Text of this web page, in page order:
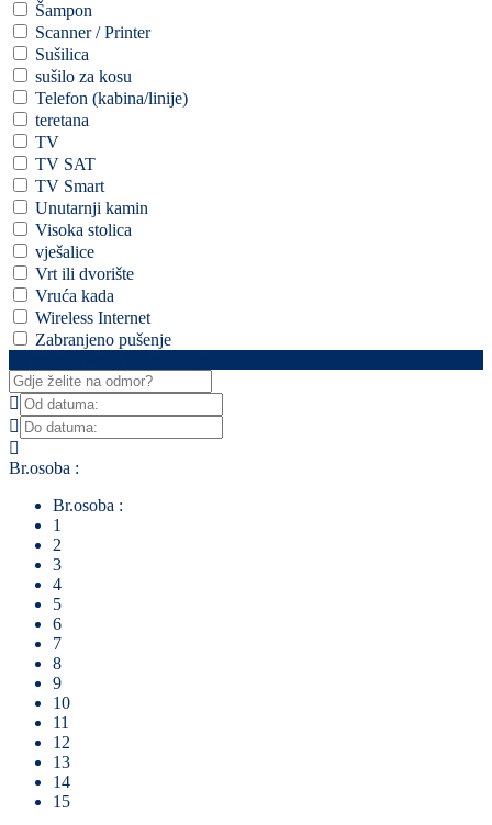
Šampon
Scanner / Printer
Sušilica
sušilo za kosu
Telefon (kabina/linije)
teretana
TV
TV SAT
TV Smart
Unutarnji kamin
Visoka stolica
vješalice
Vrt ili dvorište
Vruća kada
Wireless Internet
Zabranjeno pušenje
Br.osoba :
Br.osoba :
1
2
3
4
5
6
7
8
9
10
11
12
13
14
15